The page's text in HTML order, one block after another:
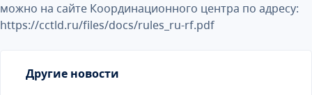
можно на сайте Координационного центра по адресу:
https://cctld.ru/files/docs/rules_ru-rf.pdf
Другие новости